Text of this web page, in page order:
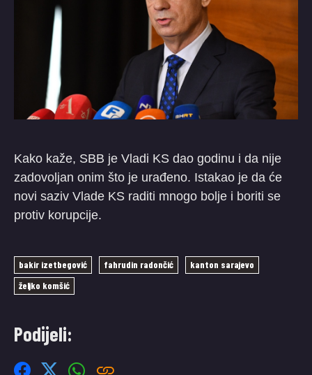
Kako kaže, SBB je Vladi KS dao godinu i da nije
zadovoljan onim što je urađeno. Istakao je da će
novi saziv Vlade KS raditi mnogo bolje i boriti se
protiv korupcije.
bakir izetbegović fahrudin radončić
kanton sarajevo
željko komšić
Podijeli: